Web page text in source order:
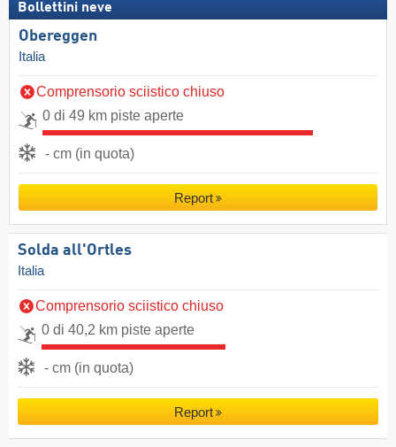
Bollettini neve
Obereggen
Italia
Comprensorio sciistico chiuso
0 di 49 km piste aperte
- cm (in quota)
Report
Solda all'Ortles
Italia
Comprensorio sciistico chiuso
0 di 40,2 km piste aperte
- cm (in quota)
Report